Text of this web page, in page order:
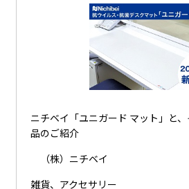
ニチベイ「ユニガード マット」と
品のご紹介
（株）ニチベイ
雑貨、アクセサリー